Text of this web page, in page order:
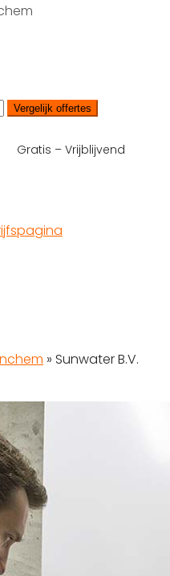
Vergelijk offertes
Gratis – Vrijblijvend
» Sunwater B.V.